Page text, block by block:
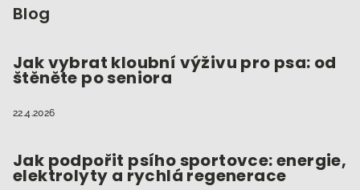
Blog
Jak vybrat kloubní výživu pro psa: od
štěněte po seniora
22.4.2026
Jak podpořit psího sportovce: energie,
elektrolyty a rychlá regenerace